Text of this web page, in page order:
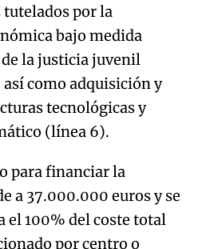
tutelados por la
bajo medida
la justicia juvenil
así como adquisición y
tecnológicas y
(línea 6).
para financiar la
a 37.000.000 euros y se
el 100% del coste total
por centro o